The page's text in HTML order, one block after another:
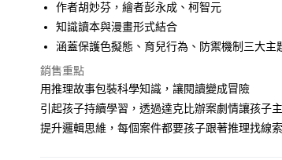
大哥付你分期
相關說明
【大哥付你分期使用說明】
2.付款方式選擇「大哥付你分期」，訂單成立後會自動跳
流程，驗證手機門號後，選擇欲分期的期數、繳款截止日
完成交易。
3.實際核准額度、可分期數及費用金額請依後續交易確認
4.訂單成立30分鐘內，如未前往確認交易或遇審核未通過
相關說明
【關於「AFTEE先享後付」】
AFTEE先享後付是「在收到商品之後才付款」的支付方
１．簡單：不需註冊會員、不需綁卡、不需儲值。
ATM付款
作者胡妙芬，繪者彭永成、柯智元
知識讀本與漫畫形式結合
涵蓋保護色擬態、育兒行為、防禦機制三大主
銷售重點
用推理故事包裝科學知識，讓閱讀變成冒險
引起孩子持續學習，透過達克比辦案劇情讓孩子
提升邏輯思維，每個案件都要孩子跟著推理找線索